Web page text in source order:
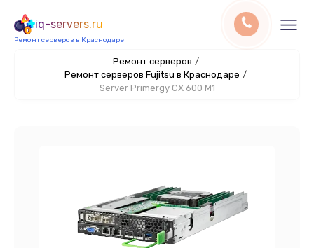
iq-servers.ru
Ремонт серверов в Краснодаре
Ремонт серверов /
Ремонт серверов Fujitsu в Краснодаре /
Server Primergy CX 600 M1